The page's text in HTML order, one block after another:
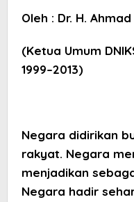
Oleh : Dr. H.
(Ketua Umum
1999–2013)
Negara didirikan
rakyat. Negara
menjadikan
Negara hadir